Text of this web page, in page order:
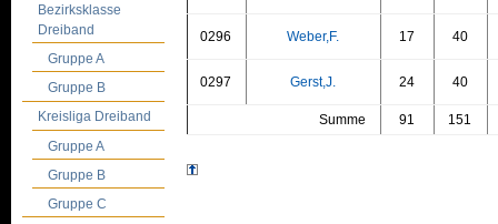
Bezirksklasse
Dreiband
Gruppe A
Gruppe B
Kreisliga Dreiband
Gruppe A
Gruppe B
Gruppe C
0296 Weber,F. 17 40
0297 Gerst,J. 24 40
Summe 91 151